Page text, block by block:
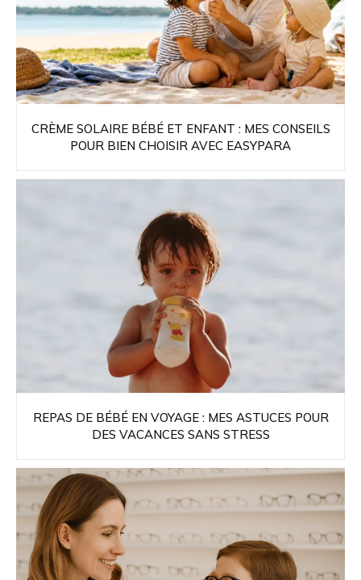
CRÈME SOLAIRE BÉBÉ ET ENFANT : MES CONSEILS
POUR BIEN CHOISIR AVEC EASYPARA
REPAS DE BÉBÉ EN VOYAGE : MES ASTUCES POUR
DES VACANCES SANS STRESS